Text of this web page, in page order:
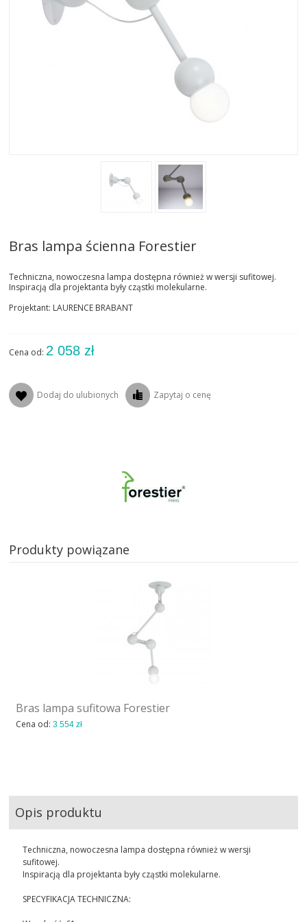
AKTUALNOSCI
Bras lampa ścienna Forestier
Techniczna, nowoczesna lampa dostępna również w wersji sufitowej.
Inspiracją dla projektanta były cząstki molekularne.
Projektant: LAURENCE BRABANT
Cena od: 2 058 zł
Dodaj do ulubionych Zapytaj o cenę
Produkty powiązane
Bras lampa sufitowa Forestier
Cena od:3 554 zł
Opis produktu
Techniczna, nowoczesna lampa dostępna również w wersji
sufitowej.
Inspiracją dla projektanta były cząstki molekularne.
SPECYFIKACJA TECHNICZNA: